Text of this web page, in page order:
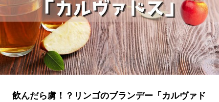
飲んだら虜！？リンゴのブランデー「カルヴァド